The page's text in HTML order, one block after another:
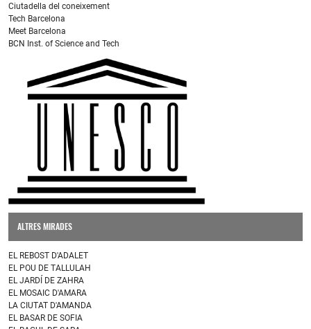
Ciutadella del coneixement
Tech Barcelona
Meet Barcelona
BCN Inst. of Science and Tech
ALTRES MIRADES
EL REBOST D'ADALET
EL POU DE TALLULAH
EL JARDÍ DE ZAHRA
EL MOSAIC D'AMARA
LA CIUTAT D'AMANDA
EL BASAR DE SOFIA